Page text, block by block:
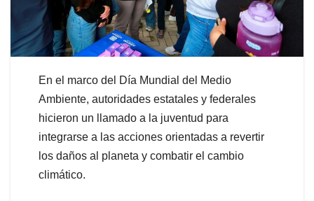
En el marco del Día Mundial del Medio
Ambiente, autoridades estatales y federales
hicieron un llamado a la juventud para
integrarse a las acciones orientadas a revertir
los daños al planeta y combatir el cambio
climático.